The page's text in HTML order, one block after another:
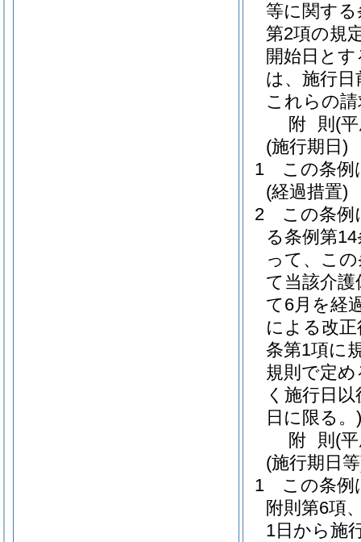
等に関す
第2項の規
開始日と
は、施行
これらの
附 則 (
(施行期日)
1
この条例
(経過措置)
2
この条例
る条例第
って、こ
て当該介
て6月を経
による改
条第1項に
規則で定
く施行日
日に限る。)
附 則 (
(施行期日
1
この条例
附則第6項
1日から施